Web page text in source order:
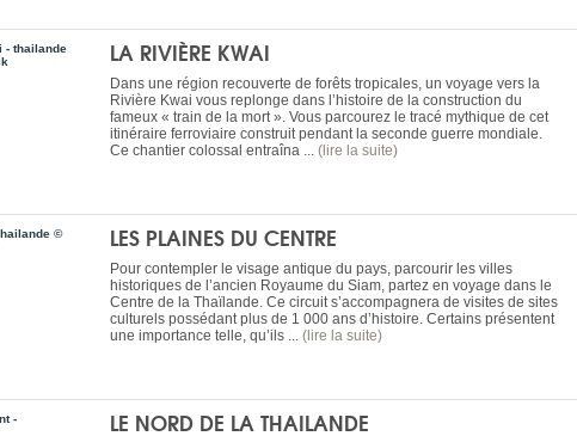
LA RIVIÈRE KWAI
Dans une région recouverte de forêts tropicales, un voyage vers la
Rivière Kwai vous replonge dans l’histoire de la construction du
fameux « train de la mort ». Vous parcourez le tracé mythique de cet
itinéraire ferroviaire construit pendant la seconde guerre mondiale.
Ce chantier colossal entraîna ... (lire la suite)
LES PLAINES DU CENTRE
Pour contempler le visage antique du pays, parcourir les villes
historiques de l’ancien Royaume du Siam, partez en voyage dans le
Centre de la Thaïlande. Ce circuit s’accompagnera de visites de sites
culturels possédant plus de 1 000 ans d’histoire. Certains présentent
une importance telle, qu’ils ... (lire la suite)
LE NORD DE LA THAILANDE